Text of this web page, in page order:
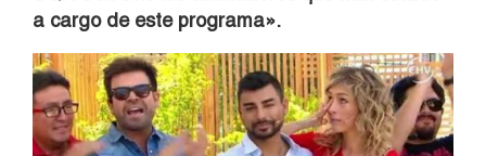
a cargo de este programa».